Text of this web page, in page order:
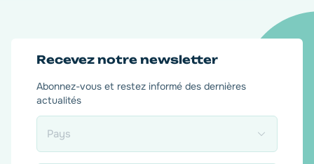
Recevez notre newsletter
Abonnez-vous et restez informé des dernières
actualités
Pays